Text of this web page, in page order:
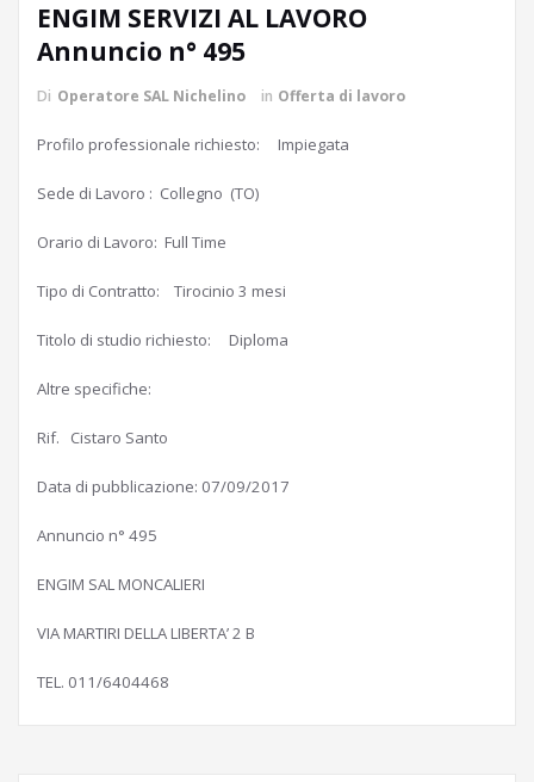
ENGIM SERVIZI AL LAVORO
Annuncio n° 495
Di Operatore SAL Nichelino in Offerta di lavoro
Profilo professionale richiesto: Impiegata
Sede di Lavoro : Collegno (TO)
Orario di Lavoro: Full Time
Tipo di Contratto: Tirocinio 3 mesi
Titolo di studio richiesto: Diploma
Altre specifiche:
Rif. Cistaro Santo
Data di pubblicazione: 07/09/2017
Annuncio n° 495
ENGIM SAL MONCALIERI
VIA MARTIRI DELLA LIBERTA’ 2 B
TEL. 011/6404468